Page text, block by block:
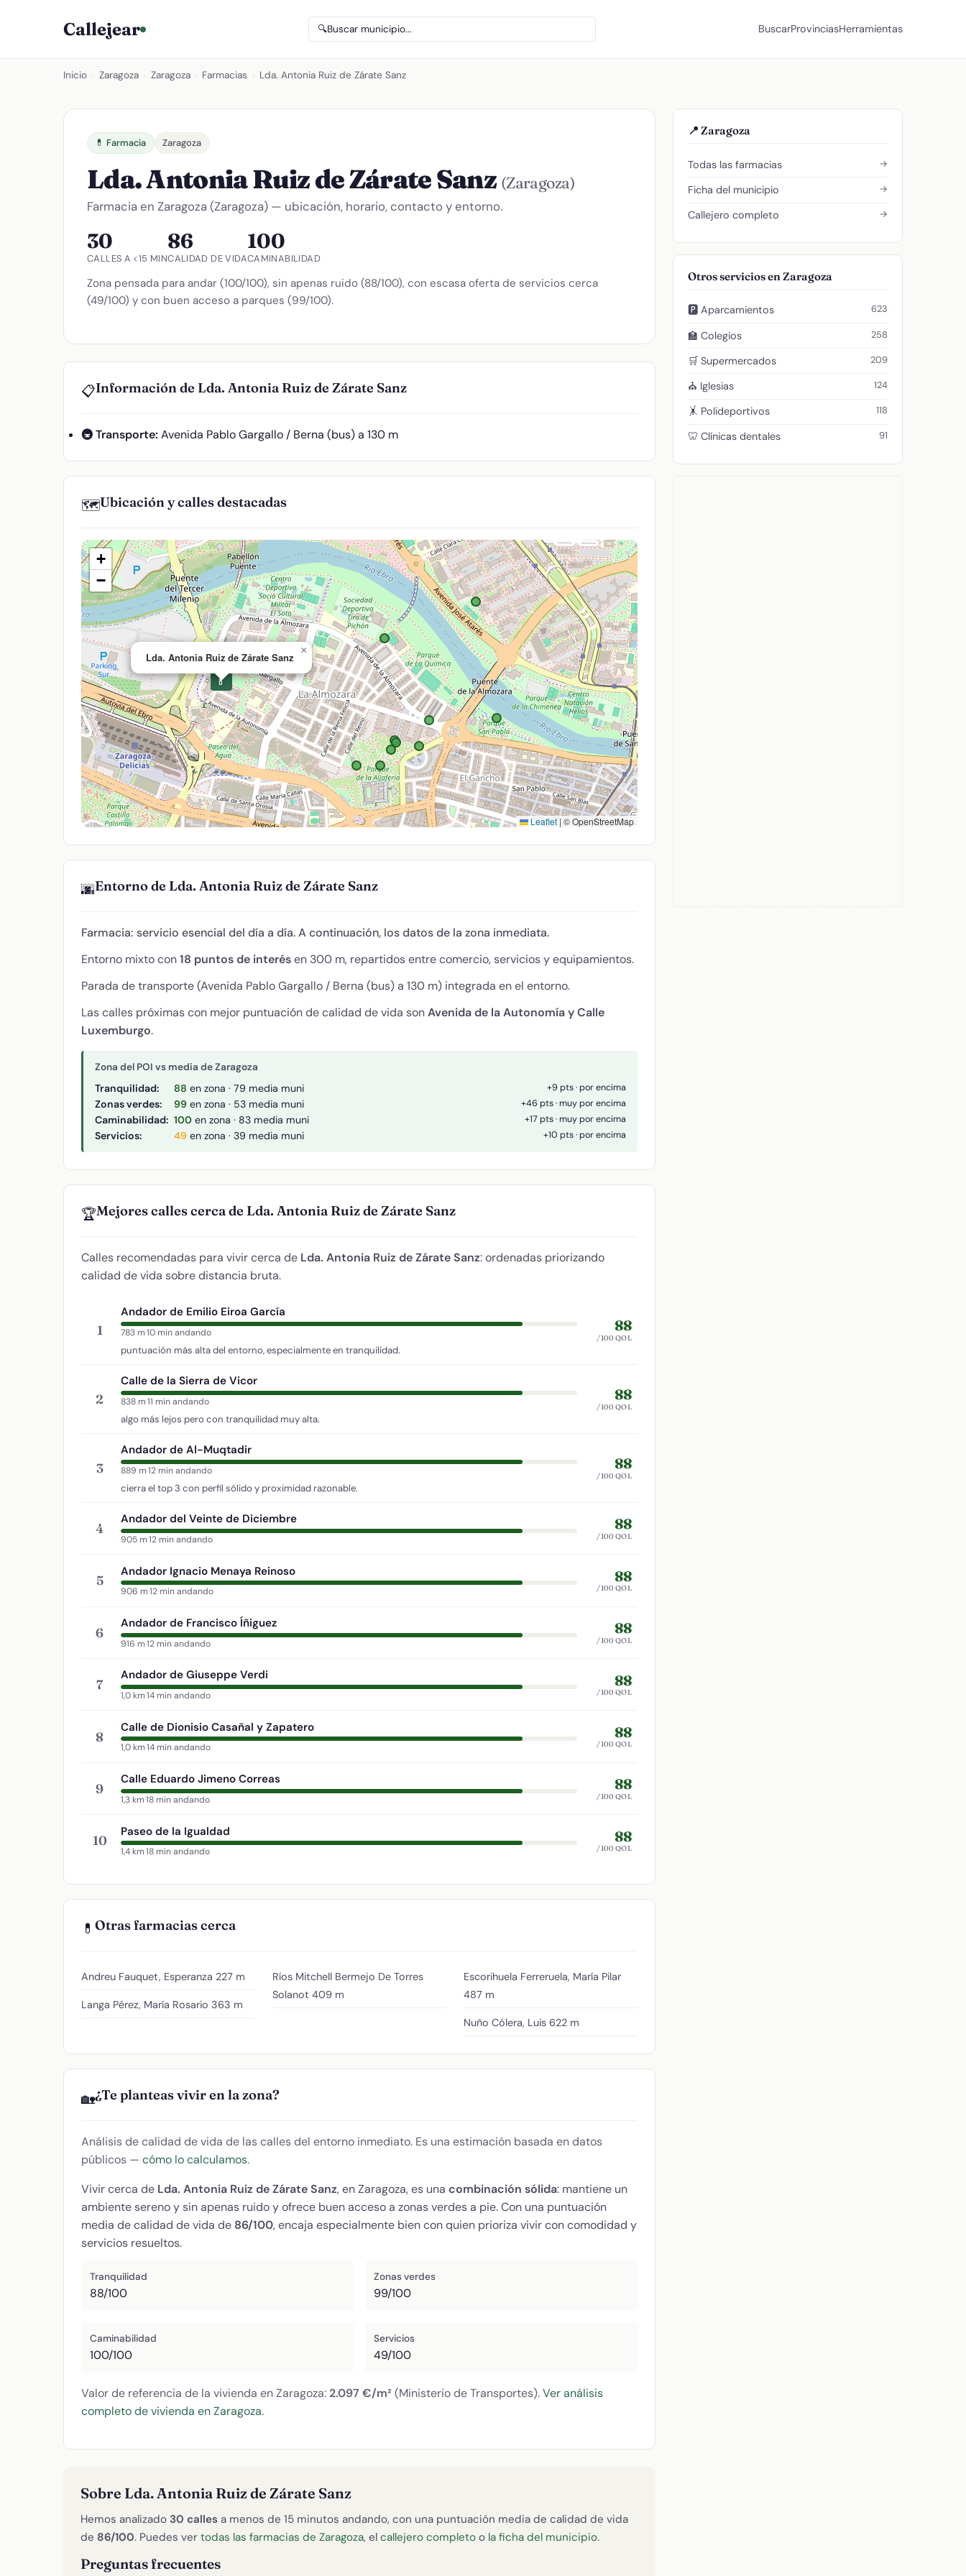
Callejear 🔍Buscar municipio... BuscarProvinciasHerramientas
Inicio Zaragoza Zaragoza Farmacias Lda. Antonia Ruiz de Zárate Sanz
💊 Farmacia Zaragoza
Lda. Antonia Ruiz de Zárate Sanz (Zaragoza)
Farmacia en Zaragoza (Zaragoza) — ubicación, horario, contacto y entorno.
30
CALLES A <15 MIN
86
CALIDAD DE VIDA
100
CAMINABILIDAD
Zona pensada para andar (100/100), sin apenas ruido (88/100), con escasa oferta de servicios cerca
(49/100) y con buen acceso a parques (99/100).
📋Información de Lda. Antonia Ruiz de Zárate Sanz
🚇 Transporte: Avenida Pablo Gargallo / Berna (bus) a 130 m
🗺️Ubicación y calles destacadas
💊
Lda. Antonia Ruiz de Zárate Sanz
×
+
−
Leaflet | © OpenStreetMap
🌆Entorno de Lda. Antonia Ruiz de Zárate Sanz
Farmacia: servicio esencial del día a día. A continuación, los datos de la zona inmediata.
Entorno mixto con18 puntos de interésen 300 m, repartidos entre comercio, servicios y equipamientos.
Parada de transporte (Avenida Pablo Gargallo / Berna (bus) a 130 m) integrada en el entorno.
Las calles próximas con mejor puntuación de calidad de vida sonAvenida de la Autonomía y Calle
Luxemburgo.
Zona del POI vs media de Zaragoza
Tranquilidad: 88 en zona · 79 media muni +9 pts · por encima
Zonas verdes: 99 en zona · 53 media muni +46 pts · muy por encima
Caminabilidad: 100 en zona · 83 media muni +17 pts · muy por encima
Servicios: 49 en zona · 39 media muni +10 pts · por encima
🏆Mejores calles cerca de Lda. Antonia Ruiz de Zárate Sanz
Calles recomendadas para vivir cerca de Lda. Antonia Ruiz de Zárate Sanz: ordenadas priorizando
calidad de vida sobre distancia bruta.
1
Andador de Emilio Eiroa García
783 m·10 min andando
puntuación más alta del entorno, especialmente en tranquilidad.
88
/100 QOL
2
Calle de la Sierra de Vicor
838 m·11 min andando
algo más lejos pero con tranquilidad muy alta.
88
/100 QOL
3
Andador de Al-Muqtadir
889 m·12 min andando
cierra el top 3 con perfil sólido y proximidad razonable.
88
/100 QOL
4
Andador del Veinte de Diciembre
905 m·12 min andando
88
/100 QOL
5
Andador Ignacio Menaya Reinoso
906 m·12 min andando
88
/100 QOL
6
Andador de Francisco Íñiguez
916 m·12 min andando
88
/100 QOL
7
Andador de Giuseppe Verdi
1,0 km·14 min andando
88
/100 QOL
8
Calle de Dionisio Casañal y Zapatero
1,0 km·14 min andando
88
/100 QOL
9
Calle Eduardo Jimeno Correas
1,3 km·18 min andando
88
/100 QOL
10
Paseo de la Igualdad
1,4 km·18 min andando
88
/100 QOL
💊 Otras farmacias cerca
Andreu Fauquet, Esperanza 227 m
Langa Pérez, María Rosario 363 m
Ríos Mitchell Bermejo De Torres
Solanot 409 m
Escorihuela Ferreruela, María Pilar
487 m
Nuño Cólera, Luis 622 m
🏡¿Te planteas vivir en la zona?
Análisis de calidad de vida de las calles del entorno inmediato. Es una estimación basada en datos
públicos — cómo lo calculamos.
Vivir cerca de Lda. Antonia Ruiz de Zárate Sanz, en Zaragoza, es una combinación sólida: mantiene un
ambiente sereno y sin apenas ruido y ofrece buen acceso a zonas verdes a pie. Con una puntuación
media de calidad de vida de 86/100, encaja especialmente bien con quien prioriza vivir con comodidad y
servicios resueltos.
Tranquilidad
88/100
Zonas verdes
99/100
Caminabilidad
100/100
Servicios
49/100
Valor de referencia de la vivienda en Zaragoza: 2.097 €/m² (Ministerio de Transportes).Ver análisis
completo de vivienda en Zaragoza.
Sobre Lda. Antonia Ruiz de Zárate Sanz
Hemos analizado 30 calles a menos de 15 minutos andando, con una puntuación media de calidad de vida
de 86/100. Puedes ver todas las farmacias de Zaragoza, el callejero completo o la ficha del municipio.
Preguntas frecuentes
📍 Zaragoza
Todas las farmacias →
Ficha del municipio →
Callejero completo →
Otros servicios en Zaragoza
🅿️ Aparcamientos 623
🏫 Colegios 258
🛒 Supermercados 209
⛪ Iglesias 124
🤸 Polideportivos 118
🦷 Clínicas dentales 91